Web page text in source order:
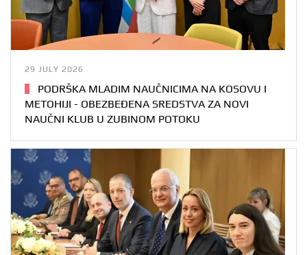
29 JULY 2026
PODRŠKA MLADIM NAUČNICIMA NA KOSOVU I
METOHIJI - OBEZBEĐENA SREDSTVA ZA NOVI
NAUČNI KLUB U ZUBINOM POTOKU